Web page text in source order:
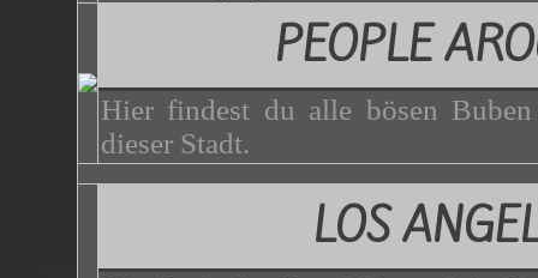
PEOPLE
Hier findest du alle bösen
dieser Stadt.
LOS